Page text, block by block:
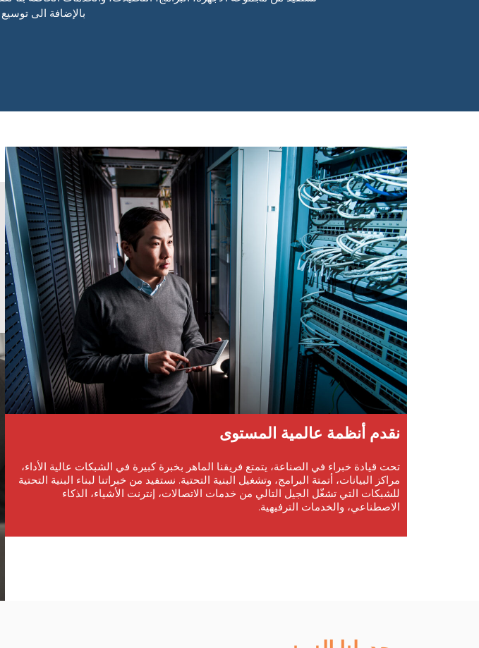
بالإضافة الى
نقدم أنظمة عالمية المستوى
تحت قيادة خبراء في الصناعة، يتمتع فريقنا الماهر بخبرة كبيرة في الشبكات عالية الأداء،
مراكز البيانات، أتمتة البرامج، وتشغيل البنية التحتية. نستفيد من خبراتنا لبناء البنية التحتية
للشبكات التي تشغّل الجيل التالي من خدمات الاتصالات، إنترنت الأشياء، الذكاء
الاصطناعي، والخدمات الترفيهية.